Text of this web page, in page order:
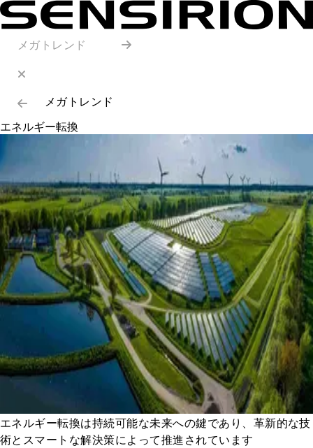
メガトレンド
メガトレンド
エネルギー転換
エネルギー転換は持続可能な未来への鍵であり、革新的な技
術とスマートな解決策によって推進されています